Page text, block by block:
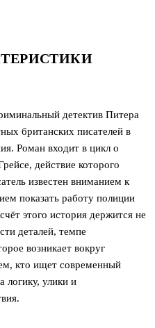
детектив Питера
британских писателей в
Роман входит в цикл о
действие которого
известен вниманием к
показать работу полиции
этого история держится не
деталей, темпе
возникает вокруг
кто ищет современный
логику, улики и